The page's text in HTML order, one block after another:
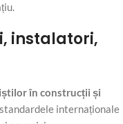
instalatori,
în construcții și
internaționale